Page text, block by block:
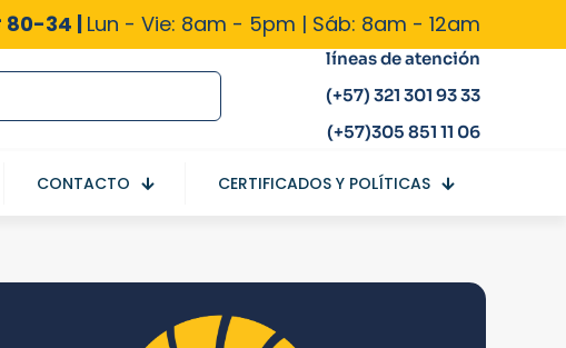
80-34 | Lun - Vie: 8am - 5pm | Sáb: 8am - 12am
líneas de atención
(+57) 321 301 93 33
(+57)305 851 11 06
CONTACTO CERTIFICADOS Y POLÍTICAS